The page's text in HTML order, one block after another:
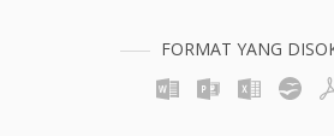
FORMAT YANG